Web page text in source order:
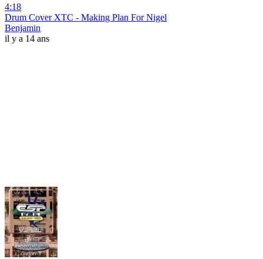
4:18
Drum Cover XTC - Making Plan For Nigel
Benjamin
il y a 14 ans